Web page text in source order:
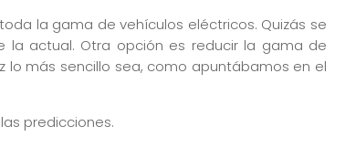
la gama de vehículos eléctricos. Quizás se
la actual. Otra opción es reducir la gama de
más sencillo sea, como apuntábamos en el
predicciones.